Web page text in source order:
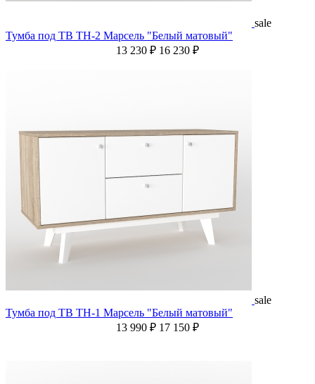
sale
Тумба под ТВ ТН-2 Марсель "Белый матовый"
13 230 ₽ 16 230 ₽
sale
Тумба под ТВ ТН-1 Марсель "Белый матовый"
13 990 ₽ 17 150 ₽